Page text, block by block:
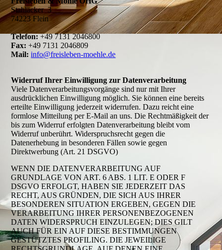
Stahläcker 3
74223 Flein
Telefon:+49 7131 2046800
Fax: +49 7131 2046809
Mail: info@freisleben-moehle.de
Widerruf Ihrer Einwilligung zur Datenverarbeitung
Viele Datenverarbeitungsvorgänge sind nur mit Ihrer
ausdrücklichen Einwilligung möglich. Sie können eine bereits
erteilte Einwilligung jederzeit widerrufen. Dazu reicht eine
formlose Mitteilung per E-Mail an uns. Die Rechtmäßigkeit der
bis zum Widerruf erfolgten Datenverarbeitung bleibt vom
Widerruf unberührt. Widerspruchsrecht gegen die
Datenerhebung in besonderen Fällen sowie gegen
Direktwerbung (Art. 21 DSGVO)
WENN DIE DATENVERARBEITUNG AUF
GRUNDLAGE VON ART. 6 ABS. 1 LIT. E ODER F
DSGVO ERFOLGT, HABEN SIE JEDERZEIT DAS
RECHT, AUS GRÜNDEN, DIE SICH AUS IHRER
BESONDEREN SITUATION ERGEBEN, GEGEN DIE
VERARBEITUNG IHRER PERSONENBEZOGENEN
DATEN WIDERSPRUCH EINZULEGEN; DIES GILT
AUCH FÜR EIN AUF DIESE BESTIMMUNGEN
GESTÜTZTES PROFILING. DIE JEWEILIGE